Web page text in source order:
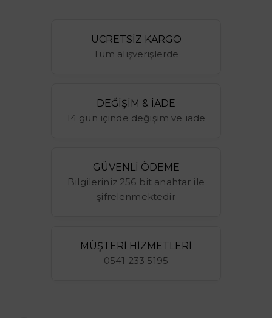
ÜCRETSİZ KARGO
Tüm alışverişlerde
DEĞİŞİM & İADE
14 gün içinde değişim ve iade
GÜVENLİ ÖDEME
Bilgileriniz 256 bit anahtar ile
şifrelenmektedir
MÜŞTERİ HİZMETLERİ
0541 233 5195